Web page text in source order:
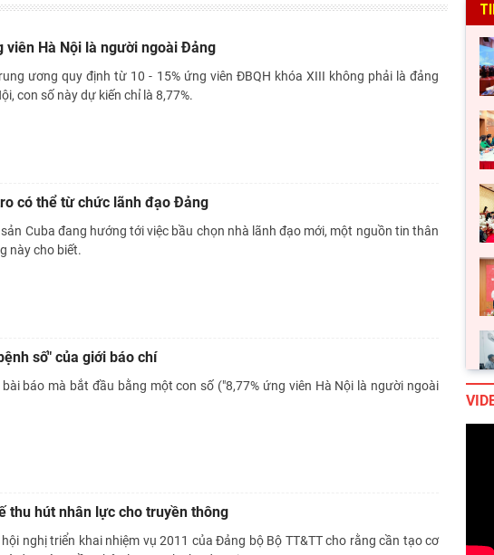
viên Hà Nội là người ngoài Đảng
ương quy định từ 10 - 15% ứng viên ĐBQH khóa XIII không phải là đảng
con số này dự kiến chỉ là 8,77%.
có thể từ chức lãnh đạo Đảng
Cuba đang hướng tới việc bầu chọn nhà lãnh đạo mới, một nguồn tin thân
này cho biết.
số" của giới báo chí
báo mà bắt đầu bằng một con số ("8,77% ứng viên Hà Nội là người ngoài
thu hút nhân lực cho truyền thông
nghị triển khai nhiệm vụ 2011 của Đảng bộ Bộ TT&TT cho rằng cần tạo cơ